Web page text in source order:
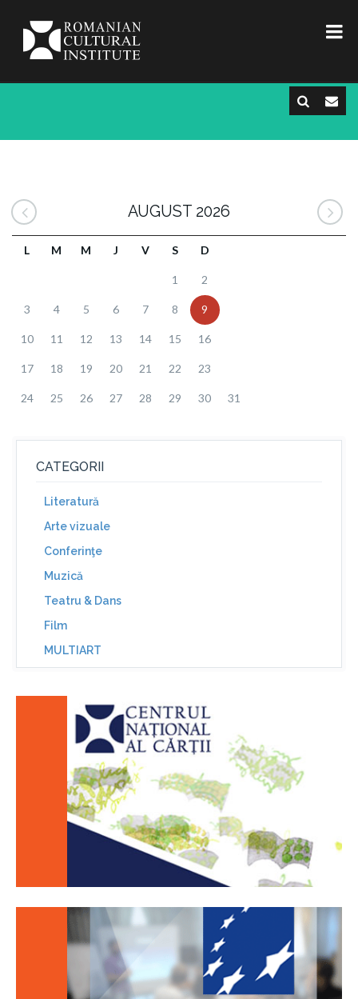
AUGUST 2026
L M M J V S D
1 2
3 4 5 6 7 8 9
10 11 12 13 14 15 16
17 18 19 20 21 22 23
24 25 26 27 28 29 30 31
CATEGORII
Literatură
Arte vizuale
Conferinţe
Muzică
Teatru & Dans
Film
MULTIART